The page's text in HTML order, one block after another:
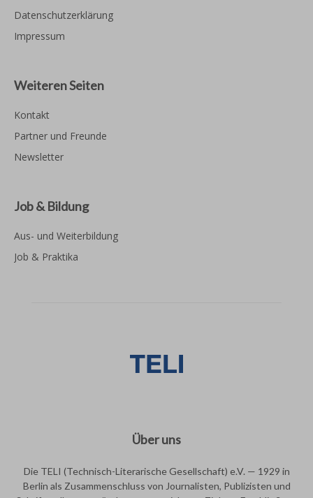
Datenschutzerklärung
Impressum
Weiteren Seiten
Kontakt
Partner und Freunde
Newsletter
Job & Bildung
Aus- und Weiterbildung
Job & Praktika
Über uns
Die TELI (Technisch-Literarische Gesellschaft) e.V. — 1929 in
Berlin als Zusammenschluss von Journalisten, Publizisten und